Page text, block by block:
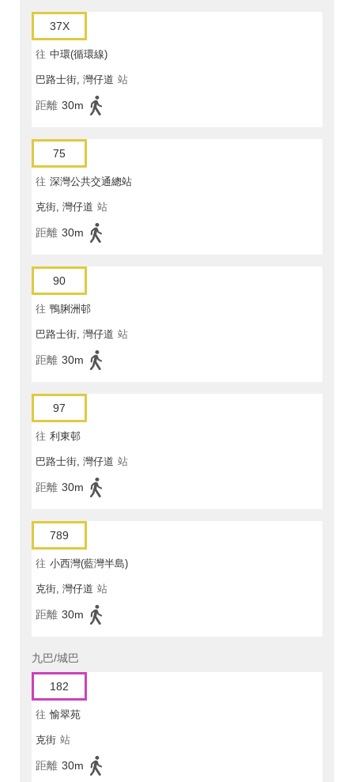
37X
往 中環(循環線)
巴路士街, 灣仔道 站
距離 30m
75
往 深灣公共交通總站
克街, 灣仔道 站
距離 30m
90
往 鴨脷洲邨
巴路士街, 灣仔道 站
距離 30m
97
往 利東邨
巴路士街, 灣仔道 站
距離 30m
789
往 小西灣(藍灣半島)
克街, 灣仔道 站
距離 30m
九巴/城巴
182
往 愉翠苑
克街 站
距離 30m